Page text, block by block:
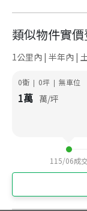
類似物件實
1公里內 | 半年內 |
0衛 | 0坪 | 無車位
1萬 萬/坪
115/06成交